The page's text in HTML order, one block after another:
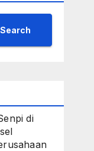
Search
di